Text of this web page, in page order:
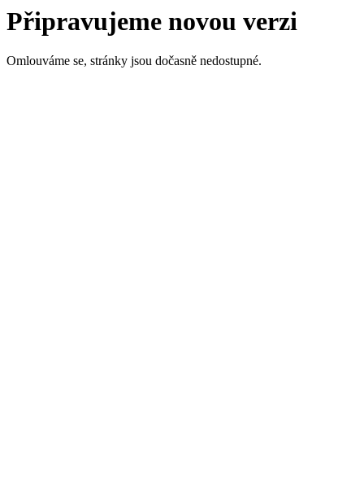
Připravujeme novou verzi
Omlouváme se, stránky jsou dočasně nedostupné.